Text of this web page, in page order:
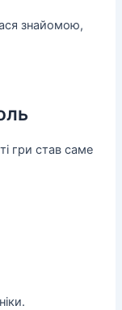
знайомою,
гри став саме